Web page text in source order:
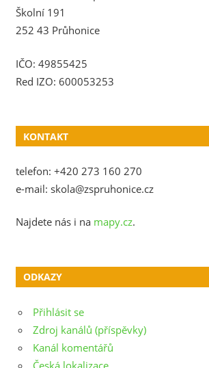
Školní 191
252 43 Průhonice
IČO: 49855425
Red IZO: 600053253
KONTAKT
telefon: +420 273 160 270
e-mail: skola@zspruhonice.cz
Najdete nás i na mapy.cz.
ODKAZY
Přihlásit se
Zdroj kanálů (příspěvky)
Kanál komentářů
Česká lokalizace